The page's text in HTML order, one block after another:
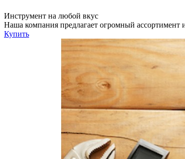
Инструмент на любой вкус
Наша компания предлагает огромный ассортимент
Купить